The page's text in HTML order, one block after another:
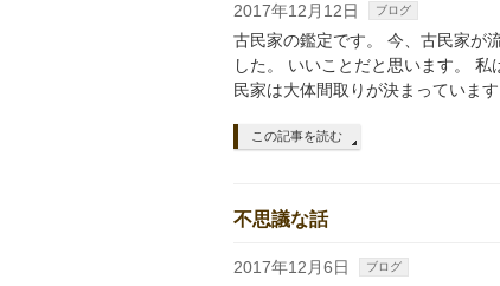
2017年12月12日 ブログ
古民家の鑑定です。 今、古民家が
した。 いいことだと思います。
民家は大体間取りが決まっていま
この記事を読む
不思議な話
2017年12月6日 ブログ